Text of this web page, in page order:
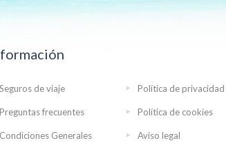
Seguros de viaje Política de privacidad
Preguntas frecuentes Política de cookies
Condiciones Generales Aviso legal